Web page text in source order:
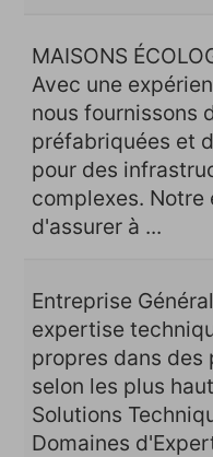
MAISONS
Avec une
nous fournissons
préfabriquées et
pour des
complexes.
d'assurer à ...
Entreprise
expertise
propres dans des
selon les plus
Solutions
Domaines